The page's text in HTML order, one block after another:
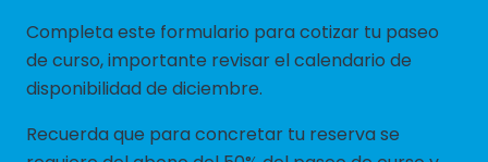
Completa este formulario para cotizar tu paseo
de curso, importante revisar el calendario de
disponibilidad de diciembre.
Recuerda que para concretar tu reserva se